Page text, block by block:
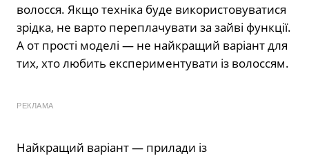
волосся. Якщо техніка буде використовуватися
зрідка, не варто переплачувати за зайві функції.
А от прості моделі — не найкращий варіант для
тих, хто любить експериментувати із волоссям.
РЕКЛАМА
Найкращий варіант — прилади із